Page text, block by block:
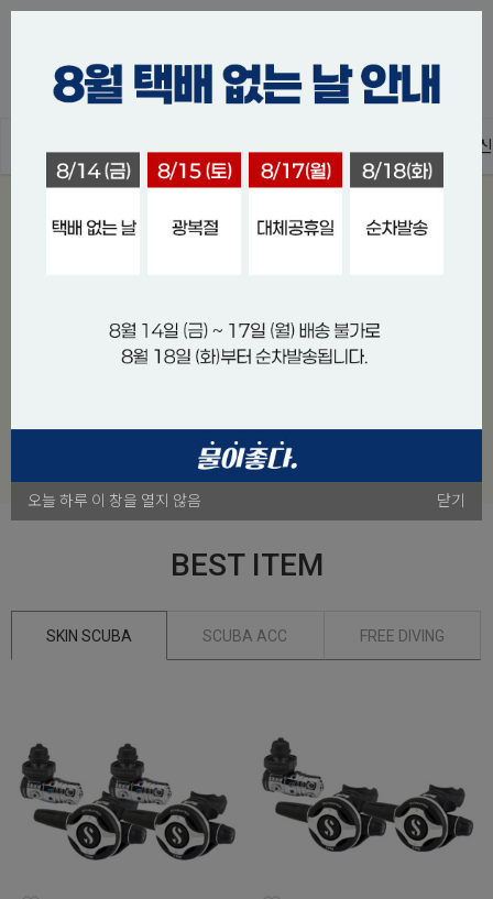
수중촬영/통
오늘 하루 이 창을 열지 않음 닫기
BEST ITEM
SKIN SCUBA SCUBA ACC FREE DIVING